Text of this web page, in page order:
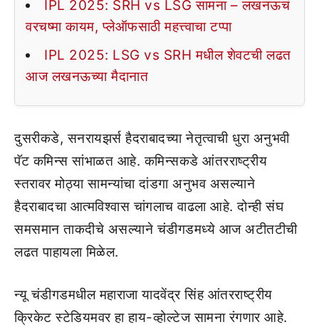
IPL 2025: SRH vs LSG सामना – लखनऊचं
वरचष्मा कायम, प्लेऑफसाठी महत्त्वाचा टप्पा
IPL 2025: LSG vs SRH मधील शेवटची लढत
आज लखनऊच्या मैदानात
दुसरीकडे, सनरायझर्स हैदराबादच्या नेतृत्वाची धुरा अनुभवी
पॅट कमिन्स सांभाळत आहे. कमिन्सकडे आंतरराष्ट्रीय
स्तरावर मोठ्या सामन्यांचा दांडगा अनुभव असल्याने
हैदराबादचा आत्मविश्वास चांगलाच वाढला आहे. दोन्ही संघ
समसमान ताकदीचे असल्याने चंडीगडमध्ये आज अटीतटीची
लढत पाहायला मिळेल.
न्यू चंडीगडमधील महाराजा यादवेंद्र सिंह आंतरराष्ट्रीय
क्रिकेट स्टेडियमवर हा हाय-व्होल्टेज सामना रंगणार आहे.